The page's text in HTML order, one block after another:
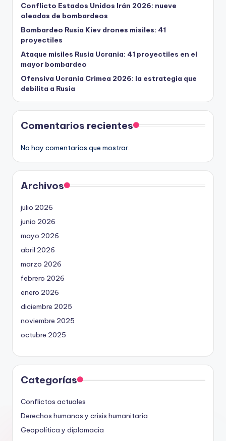
Conflicto Estados Unidos Irán 2026: nueve
oleadas de bombardeos
Bombardeo Rusia Kiev drones misiles: 41
proyectiles
Ataque misiles Rusia Ucrania: 41 proyectiles en el
mayor bombardeo
Ofensiva Ucrania Crimea 2026: la estrategia que
debilita a Rusia
Comentarios recientes
No hay comentarios que mostrar.
Archivos
julio 2026
junio 2026
mayo 2026
abril 2026
marzo 2026
febrero 2026
enero 2026
diciembre 2025
noviembre 2025
octubre 2025
Categorías
Conflictos actuales
Derechos humanos y crisis humanitaria
Geopolítica y diplomacia